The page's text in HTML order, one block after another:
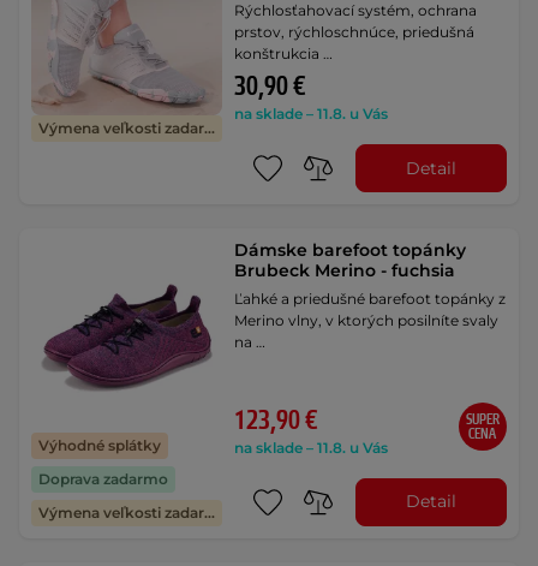
Výmena veľkosti zadarmo
Rýchlosťahovací systém, ochrana
prstov, rýchloschnúce, priedušná
konštrukcia …
30,90 €
na sklade – 11.8. u Vás
Detail
Výhodné splátky
Doprava zadarmo
Výmena veľkosti zadarmo
Dámske barefoot topánky
Brubeck Merino - fuchsia
Ľahké a priedušné barefoot topánky z
Merino vlny, v ktorých posilníte svaly
na …
123,90 €
na sklade – 11.8. u Vás
SUPER
CENA
Detail